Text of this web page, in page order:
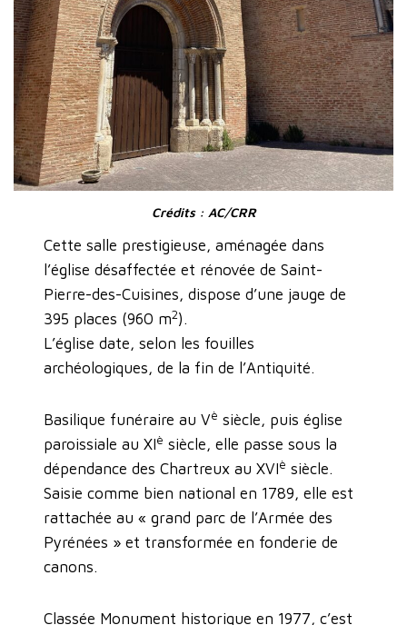
Crédits : AC/CRR
Cette salle prestigieuse, aménagée dans
l’église désaffectée et rénovée de Saint-
Pierre-des-Cuisines, dispose d’une jauge de
395 places (960 m2).
L’église date, selon les fouilles
archéologiques, de la fin de l’Antiquité.
Basilique funéraire au Vè siècle, puis église
paroissiale au XIè siècle, elle passe sous la
dépendance des Chartreux au XVIè siècle.
Saisie comme bien national en 1789, elle est
rattachée au « grand parc de l’Armée des
Pyrénées » et transformée en fonderie de
canons.
Classée Monument historique en 1977, c’est